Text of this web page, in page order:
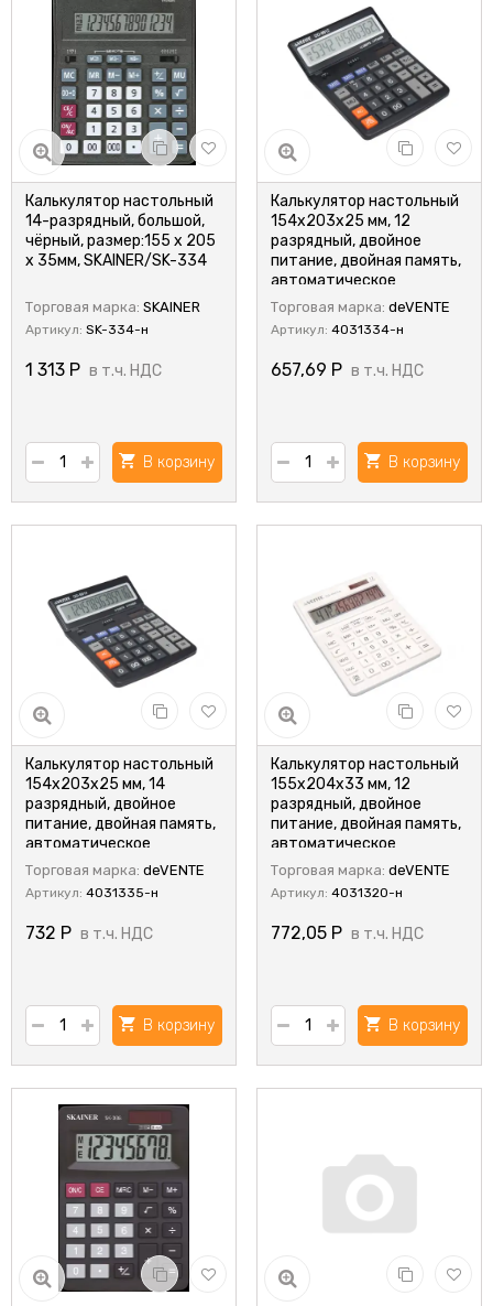
Калькулятор настольный
14-разрядный, большой,
чёрный, размер:155 x 205
x 35мм, SKAINER/SK-334
Торговая марка: SKAINER
Артикул: SK-334-н
1 313 Р в т.ч. НДС
В корзину
Калькулятор настольный
154x203x25 мм, 12
разрядный, двойное
питание, двойная память,
автоматическое
вычисление процентов,
deVENTE/4031334
Торговая марка: deVENTE
Артикул: 4031334-н
657,69 Р в т.ч. НДС
В корзину
Калькулятор настольный
154x203x25 мм, 14
разрядный, двойное
питание, двойная память,
автоматическое
вычисление процентов,
deVENTE/4031335
Торговая марка: deVENTE
Артикул: 4031335-н
732 Р в т.ч. НДС
В корзину
Калькулятор настольный
155x204x33 мм, 12
разрядный, двойное
питание, двойная память,
автоматическое
вычисление квадратного
корня, deVENTE/DD-4442
Торговая марка: deVENTE
Артикул: 4031320-н
772,05 Р в т.ч. НДС
В корзину